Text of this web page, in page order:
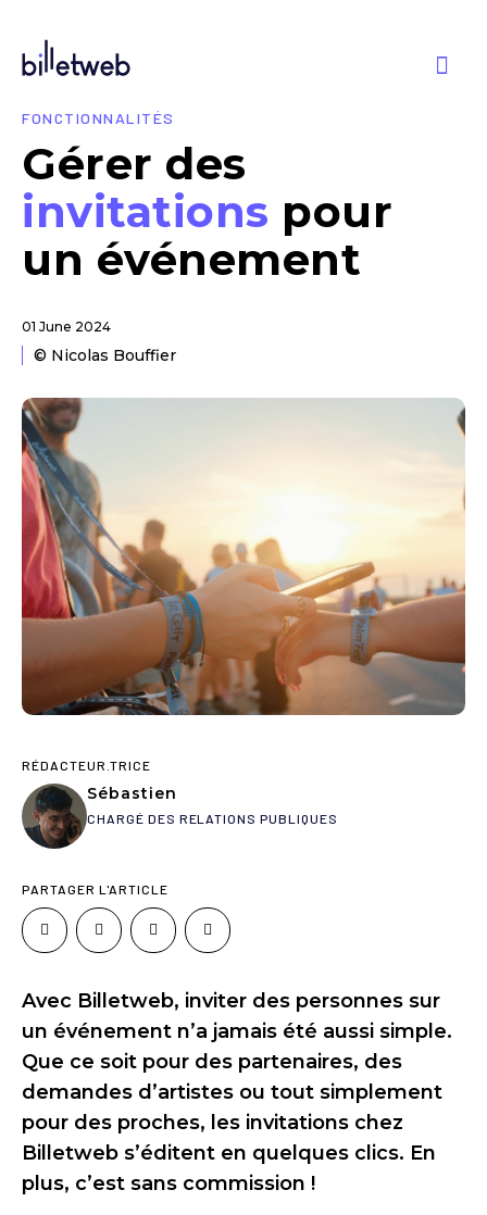
FONCTIONNALITÉS
Gérer des
invitations pour
un événement
01 June 2024
© Nicolas Bouffier
RÉDACTEUR.TRICE
Sébastien
CHARGÉ DES RELATIONS PUBLIQUES
PARTAGER L'ARTICLE
Avec Billetweb, inviter des personnes sur
un événement n’a jamais été aussi simple.
Que ce soit pour des partenaires, des
demandes d’artistes ou tout simplement
pour des proches, les invitations chez
Billetweb s’éditent en quelques clics. En
plus, c’est sans commission !